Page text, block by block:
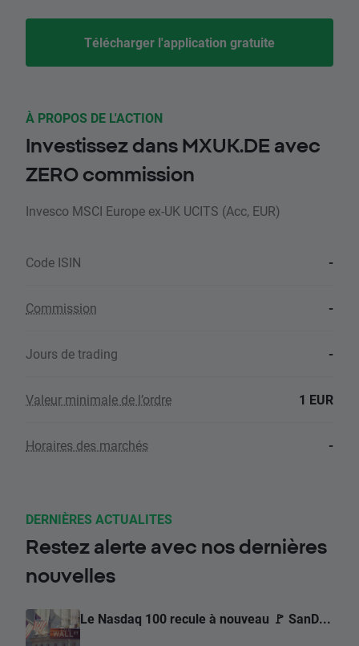
Télécharger l'application gratuite
À PROPOS DE L'ACTION
Investissez dans MXUK.DE avec
ZERO commission
Invesco MSCI Europe ex-UK UCITS (Acc, EUR)
Code ISIN -
Commission -
Jours de trading -
Valeur minimale de l’ordre 1 EUR
Horaires des marchés -
DERNIÈRES ACTUALITES
Restez alerte avec nos dernières
nouvelles
Le Nasdaq 100 recule à nouveau 🚩 SanD...